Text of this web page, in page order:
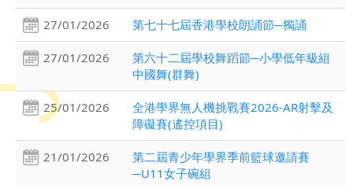
27/01/2026 第七十七屆香港學校朗誦節─獨誦
27/01/2026
第六十二屆學校舞蹈節─小學低年級組
中國舞(群舞)
25/01/2026
全港學界無人機挑戰賽2026-AR射擊及
障礙賽(遙控項目)
21/01/2026
第二屆青少年學界季前籃球邀請賽
─U11女子碗組